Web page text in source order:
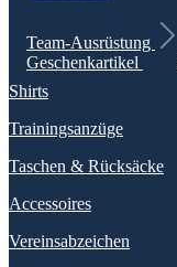
Team-Ausrüstung
Geschenkartikel
Shirts
Trainingsanzüge
Taschen & Rücksäcke
Accessoires
Vereinsabzeichen